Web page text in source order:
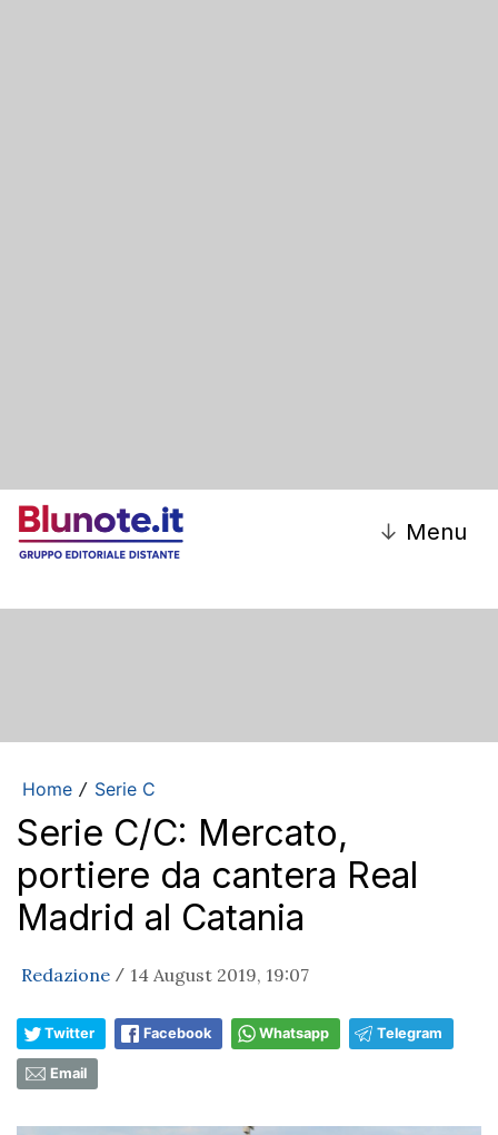
↓ Menu
Home / Serie C
Serie C/C: Mercato,
portiere da cantera Real
Madrid al Catania
Redazione / 14 August 2019, 19:07
Twitter Facebook Whatsapp Telegram
Email